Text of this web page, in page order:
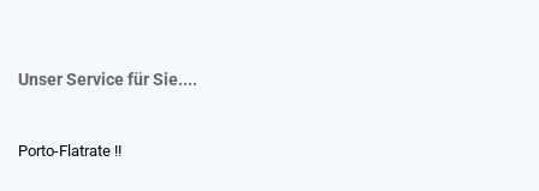
Unser Service für Sie....
Porto-Flatrate !!